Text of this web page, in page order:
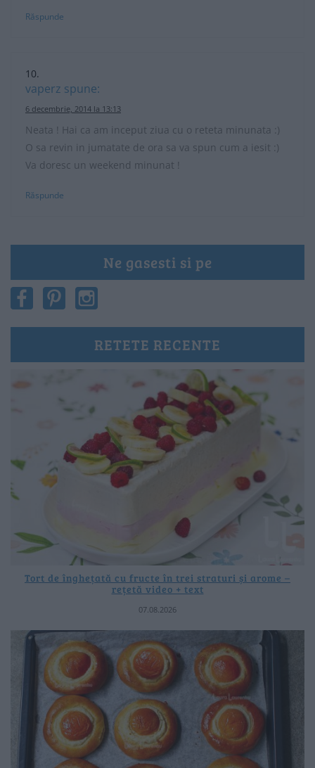
Răspunde
vaperz spune:
6 decembrie, 2014 la 13:13
Neata ! Hai ca am inceput ziua cu o reteta minunata :)
O sa revin in jumatate de ora sa va spun cum a iesit :)
Va doresc un weekend minunat !
Răspunde
Ne gasesti si pe
RETETE RECENTE
Tort de înghețată cu fructe în trei straturi și arome –
rețetă video + text
07.08.2026